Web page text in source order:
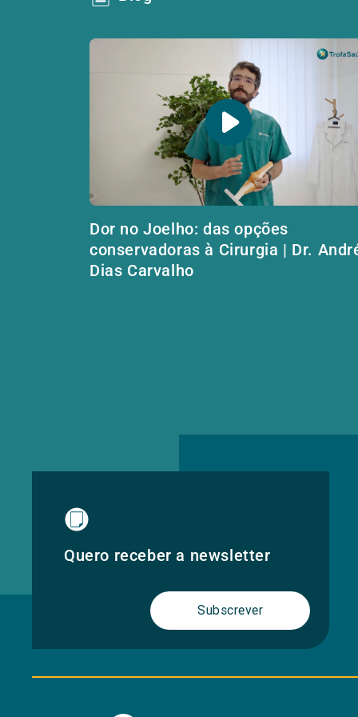
Dor no Joelho: das opções
conservadoras à Cirurgia | Dr.
Dias Carvalho
Quero receber a newsletter
Subscrever